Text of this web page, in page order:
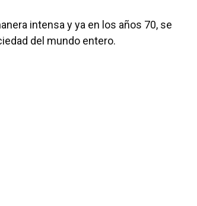
intensa y ya en los años 70, se
del mundo entero.